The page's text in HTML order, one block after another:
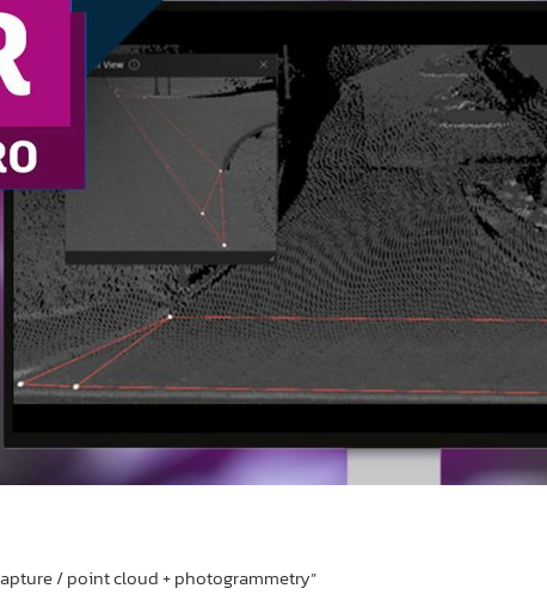
/ point cloud + photogrammetry”